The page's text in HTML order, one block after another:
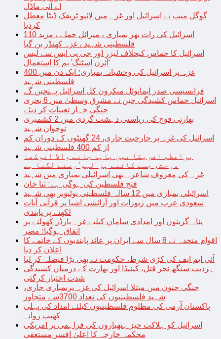
اے آئی ماڈل
گوگل میپ نے اسرائیل اور غزہ میں لائیو ٹریفک ڈیٹا معطل
کردیا
اسرائیل کی رات بھر بمباری ، میزائل حملے ، مزید 110
فلسطینی شہید ، غزہ کھنڈر بن گیا
اسرائیل کا حماس کیخلاف لیزر اور جی پی ایس سے لیس
‘آئرن اسٹنگ’ بم کا استعمال
غزہ پر اسرائیل کی وحشیانہ بمباری؛ ایک دن میں 400
فلسطینی شہید
فرانسیسی صدر ایمانوئل میکرون کل اسرائیل پہنچیں گے
اسرائیل حماس کشیدگی چین نے مشرق وسطیٰ میں 6 بحری
جنگی جہاز تعینات کر دیئے
بھارتی فوج کی ریاستی دہشت گردی میں 2 کشمیری
نوجوان شہید
اسرائیل کی غزہ پر جارحیت جاری، 24 گھنٹوں کے دوران کم
از کم 400 فلسطینی شہید
براعظم افریقا میں پایا جانے والا انوکھا
درخت، جسے کاٹنے پر ’لہو‘ رسنے لگتا ہے
غزہ کی معروف شاعرہ بھی اسرائیلی بمباری میں شہید
فتح فلسطین کی ہوگی ہے: ثنا خان
اسرائیلی بمباری میں 12 سالہ فلسطینی یوٹیوبر بھی شہید
سعودی عرب میں زیورات اور آرائشی اشیا پر قرآنی آیات
لکھنے پر پابندی
پناہ گزینوں اور امدادی سامان کیلیے غزہ بارڈر کھولنے پر
اتفاق ہوگیا؛ مصر
اقوام متحدہ نے 8 سال سے ایران پر عائد پابندیوں کے خاتمے کا
اعلان کر دیا
آئی ایم ایف کی کڑی شرط، حکومت نے بھی بڑا فیصلہ کر لیا
ہردیپ سنگھ نجر قتل، کینیڈا اور بھارت کے درمیان کشیدگی
شدت اختیار کرگئی
جنگی جنون میں مبتلا اسرائیل کی غزہ پربمباری جاری،
شہید فلسطینیوں کی تعداد 3700سے متجاوز
پاکستان آرمی کی مظلوم فلسطینیوں کیلئے امداد کی پہلی
کھیپ روانہ
اسرائیل کو ہلاکت خیز ہتھیاروں کی فراہمی پر امریکی
محکمہ خارجہ کا اعلیٰ افسر مستعفی